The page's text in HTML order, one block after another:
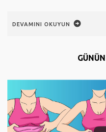
DEVAMINI OKUYUN